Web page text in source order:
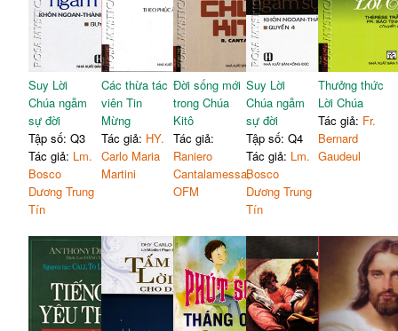
Suy Lời
Chúa ngẫm
sự đời
Tập số: Q3
Tác giả: Lm.
Bosco
Dương Trung
Tín
Các thừa tác
viên Tin
Mừng
Tác giả: HY.
Carlo Maria
Martini
Đời sống mới
trong Chúa
Kitô
Tác giả:
Raniero
Cantalamessa,
OFM
Suy Lời
Chúa ngẫm
sự đời
Tập số: Q4
Tác giả: Lm.
Bosco
Dương Trung
Tín
Thưởng thức
Lời Chúa
Tác giả: Fr.
Bernard
Gaudeul